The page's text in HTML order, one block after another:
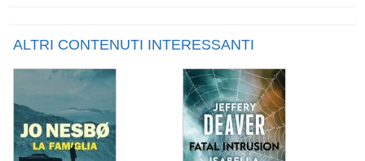
ALTRI CONTENUTI INTERESSANTI